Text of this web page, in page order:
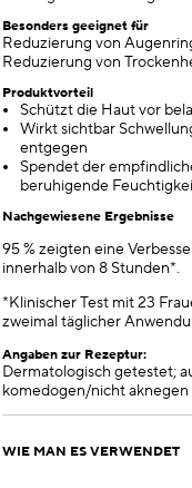
Besonders geeignet für
Reduzierung von
Reduzierung von
Produktvorteil
Schützt die Haut vor
Wirkt sichtbar
entgegen
Spendet der
beruhigende
Nachgewiesene Ergebnisse
95 % zeigten eine
innerhalb von 8 Stunden*.
*Klinischer Test mit 23
zweimal täglicher
Angaben zur Rezeptur:
Dermatologisch getestet;
komedogen/nicht aknegen
WIE MAN ES VERWENDET